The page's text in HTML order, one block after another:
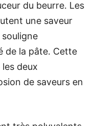
du beurre. Les
une saveur
de la pâte. Cette
deux
de saveurs en